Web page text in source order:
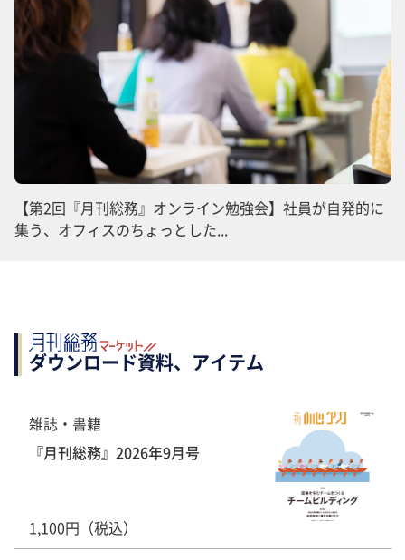
【第2回『月刊総務』オンライン勉強会】社員が自発的に
集う、オフィスのちょっとした...
ダウンロード資料、アイテム
雑誌・書籍
『月刊総務』2026年9月号
1,100円（税込）